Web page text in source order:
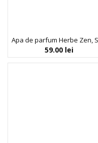
59.00 lei